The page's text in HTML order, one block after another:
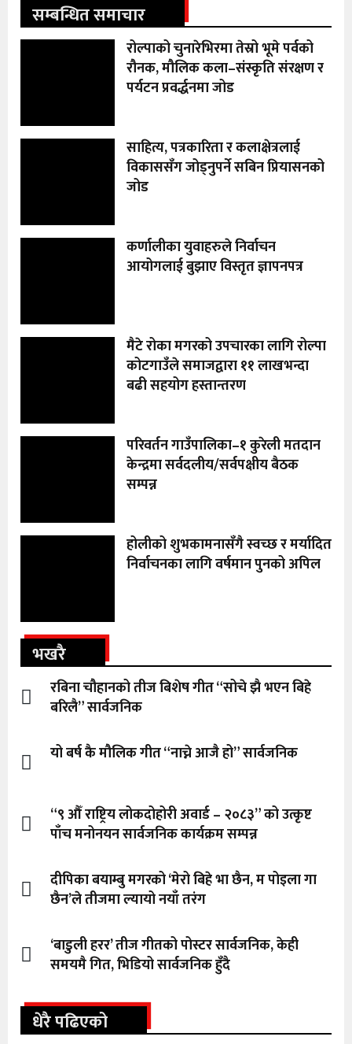
सम्बन्धित समाचार
रोल्पाको चुनारेभिरमा तेस्रो भूमे पर्वको
रौनक, मौलिक कला–संस्कृति संरक्षण र
पर्यटन प्रवर्द्धनमा जोड
साहित्य, पत्रकारिता र कलाक्षेत्रलाई
विकाससँग जोड्नुपर्ने सबिन प्रियासनको
जोड
कर्णालीका युवाहरुले निर्वाचन
आयोगलाई बुझाए विस्तृत ज्ञापनपत्र
मैटे रोका मगरको उपचारका लागि रोल्पा
कोटगाउँले समाजद्वारा ११ लाखभन्दा
बढी सहयोग हस्तान्तरण
परिवर्तन गाउँपालिका–१ कुरेली मतदान
केन्द्रमा सर्वदलीय/सर्वपक्षीय बैठक
सम्पन्न
होलीको शुभकामनासँगै स्वच्छ र मर्यादित
निर्वाचनका लागि वर्षमान पुनको अपिल
भखरै
रबिना चौहानको तीज बिशेष गीत “सोचे झै भएन बिहे
बरिलै” सार्वजनिक
यो बर्ष कै मौलिक गीत “नाच्ने आजै हो” सार्वजनिक
“९ औँ राष्ट्रिय लोकदोहोरी अवार्ड – २०८३” को उत्कृष्ट
पाँच मनोनयन सार्वजनिक कार्यक्रम सम्पन्न
दीपिका बयाम्बु मगरको ‘मेरो बिहे भा छैन, म पोइला गा
छैन’ले तीजमा ल्यायो नयाँ तरंग
‘बाडुली हरर’ तीज गीतको पोस्टर सार्वजनिक, केही
समयमै गित, भिडियो सार्वजनिक हुँदै
धेरै पढिएको